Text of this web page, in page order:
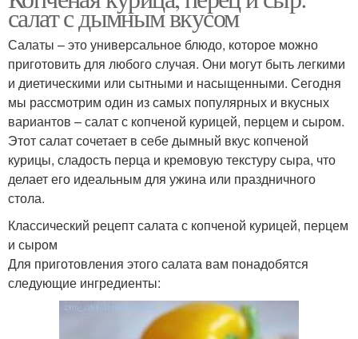
салат с дымным вкусом
Салаты – это универсальное блюдо, которое можно
приготовить для любого случая. Они могут быть легкими
и диетическими или сытными и насыщенными. Сегодня
мы рассмотрим один из самых популярных и вкусных
вариантов – салат с копченой курицей, перцем и сыром.
Этот салат сочетает в себе дымный вкус копченой
курицы, сладость перца и кремовую текстуру сыра, что
делает его идеальным для ужина или праздничного
стола.
Классический рецепт салата с копченой курицей, перцем
и сыром
Для приготовления этого салата вам понадобятся
следующие ингредиенты: